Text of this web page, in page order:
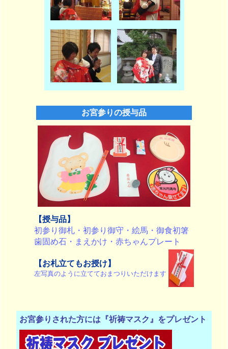
お宮参りの授与品
【授与品】
初参り御札・初参り御守・絵馬・御食初箸
歯固め石・まえかけ・赤ちゃんプレート
【お札立てもお授け】
左写真のように立てておまつりいただけます
お宮参りされた方には『祈祷マスク』をプレゼント